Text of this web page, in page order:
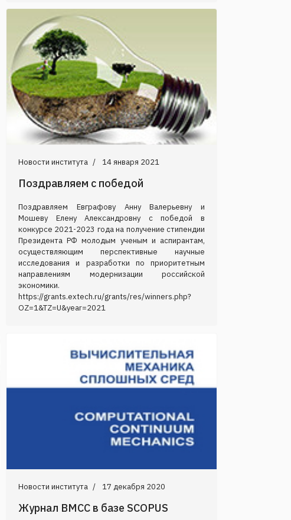
Новости института 14 января 2021
Поздравляем с победой
Поздравляем Евграфову Анну Валерьевну и
Мошеву Елену Александровну с победой в
конкурсе 2021-2023 года на получение стипендии
Президента РФ молодым ученым и аспирантам,
осуществляющим перспективные научные
исследования и разработки по приоритетным
направлениям модернизации российской
экономики.
https://grants.extech.ru/grants/res/winners.php?
OZ=1&TZ=U&year=2021
Новости института 17 декабря 2020
Журнал ВМСС в базе SCOPUS